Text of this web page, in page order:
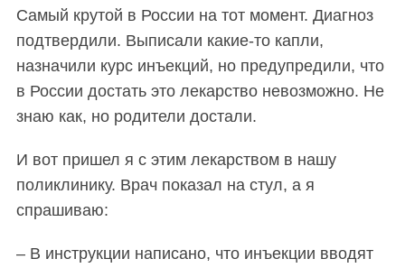
Самый крутой в России на тот момент. Диагноз
подтвердили. Выписали какие-то капли,
назначили курс инъекций, но предупредили, что
в России достать это лекарство невозможно. Не
знаю как, но родители достали.
И вот пришел я с этим лекарством в нашу
поликлинику. Врач показал на стул, а я
спрашиваю:
– В инструкции написано, что инъекции вводят